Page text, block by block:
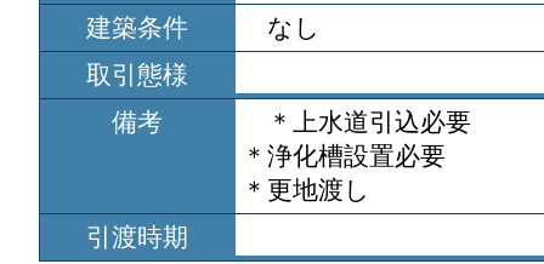
建築条件
なし
取引態様
備考
＊上水道引込必要
＊浄化槽設置必要
＊更地渡し
引渡時期